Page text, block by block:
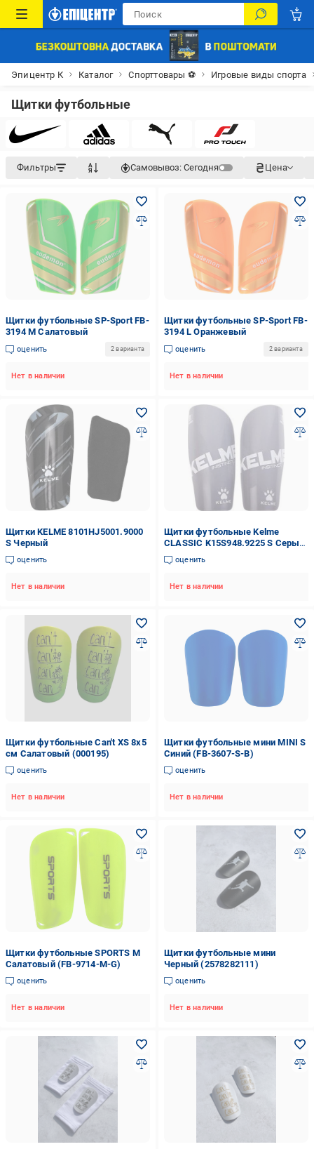
Эпицентр К Каталог Спорттовары ⚽ Игровые виды спорта
Щитки футбольные
Фильтры Самовывоз: Сегодня Цена
Щитки футбольные SP-Sport FB-
3194 M Салатовый
оценить 2 варианта
Нет в наличии
Щитки футбольные SP-Sport FB-
3194 L Оранжевый
оценить 2 варианта
Нет в наличии
Щитки KELME 8101HJ5001.9000
S Черный
оценить
Нет в наличии
Щитки футбольные Kelme
CLASSIC K15S948.9225 S Серый/
Белый
оценить
Нет в наличии
Щитки футбольные Can't XS 8x5
см Салатовый (000195)
оценить
Нет в наличии
Щитки футбольные мини MINI S
Синий (FB-3607-S-B)
оценить
Нет в наличии
Щитки футбольные SPORTS M
Салатовый (FB-9714-M-G)
оценить
Нет в наличии
Щитки футбольные мини
Черный (2578282111)
оценить
Нет в наличии